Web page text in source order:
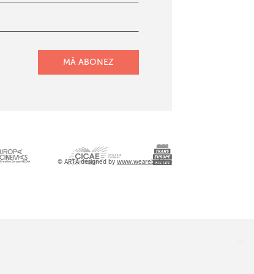
© ARTA designed by www.wearebold.ro